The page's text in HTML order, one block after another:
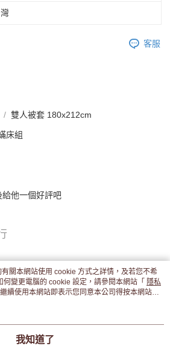
客服
雙人被套 180x212cm
床組
他一個好評吧
關本網站使用 cookie 方式之詳情，及若您不希
變更電腦的 cookie 設定，請參閱本網站「 隱私
續使用本網站即表示您同意本公司得按本網站使
。
我知道了